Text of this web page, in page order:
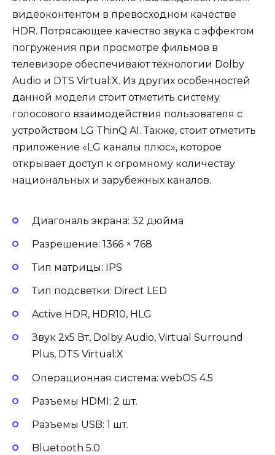
видеоконтентом в превосходном качестве
HDR. Потрясающее качество звука с эффектом
погружения при просмотре фильмов в
телевизоре обеспечивают технологии Dolby
Audio и DTS Virtual:X. Из других особенностей
данной модели стоит отметить систему
голосового взаимодействия пользователя с
устройством LG ThinQ AI. Также, стоит отметить
приложение «LG каналы плюс», которое
открывает доступ к огромному количеству
национальных и зарубежных каналов.
Диагональ экрана: 32 дюйма
Разрешение: 1366 × 768
Тип матрицы: IPS
Тип подсветки: Direct LED
Active HDR, HDR10, HLG
Звук 2х5 Вт, Dolby Audio, Virtual Surround
Plus, DTS Virtual:X
Операционная система: webOS 4.5
Разъемы HDMI: 2 шт.
Разъемы USB: 1 шт.
Bluetooth 5.0